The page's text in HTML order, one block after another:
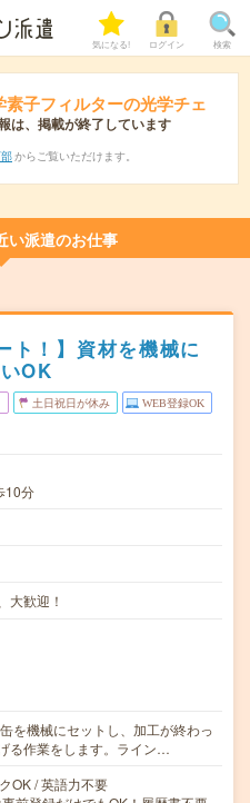
気になる! ログイン 検索
素子フィルターの光学チェ
は、掲載が終了しています
からご覧いただけます。
い派遣のお仕事
ト！】資材を機械に
OK
土日祝日が休み WEB登録OK
10分
大歓迎！
を機械にセットし、加工が終わっ
る作業をします。ライン…
OK / 英語力不要